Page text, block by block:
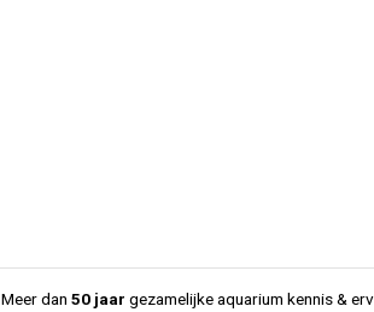
Meer dan 50 jaar gezamelijke aquarium kennis &